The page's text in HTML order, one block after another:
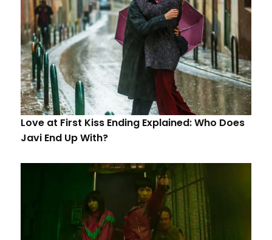
Love at First Kiss Ending Explained: Who Does
Javi End Up With?